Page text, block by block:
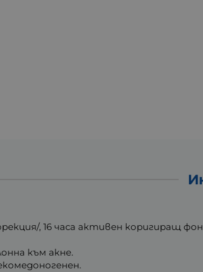
, 16 часа активен коригиращ
към акне.